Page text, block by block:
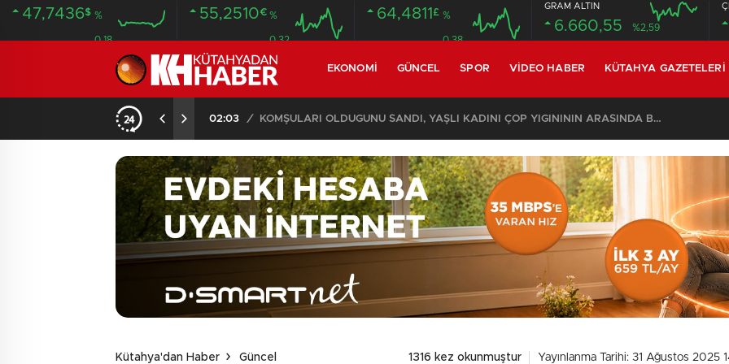
47,7436$ %
0.18
55,2510€ %
0.32
64,4811 £ %
0.38
GRAM ALTIN
6.660,55 %2,59
EKONOMI GÜNCEL SPOR VIDEO HABER KÜTAHYA GAZETELERI
02:03 / KOMŞULARI ÖLDÜĞÜNÜ SANDI, YAŞLI KADINI ÇÖP YIĞINININ ARASINDA BULUNDU
Kütahya'dan Haber Güncel 1316 kez okunmuştur Yayınlanma Tarihi: 31 Ağustos 2025